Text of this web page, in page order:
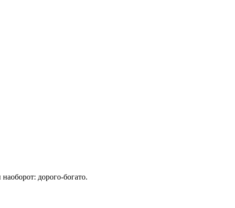
дорого-богато.